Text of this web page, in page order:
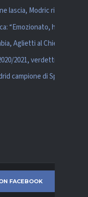
lascia, Modric rinnova,
“Emozionato, ho
Aglietti al Chievo pure:
2021, verdetti finali:
campione di Spagna per
FACEBOOK